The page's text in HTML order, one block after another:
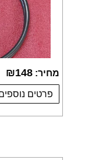
מחיר: ₪148
פרטים נוספים